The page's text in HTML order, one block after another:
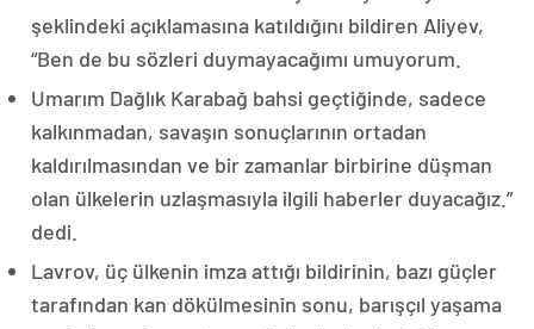
şeklindeki açıklamasına katıldığını bildiren Aliyev,
“Ben de bu sözleri duymayacağımı umuyorum.
Umarım Dağlık Karabağ bahsi geçtiğinde, sadece
kalkınmadan, savaşın sonuçlarının ortadan
kaldırılmasından ve bir zamanlar birbirine düşman
olan ülkelerin uzlaşmasıyla ilgili haberler duyacağız.”
dedi.
Lavrov, üç ülkenin imza attığı bildirinin, bazı güçler
tarafından kan dökülmesinin sonu, barışçıl yaşama